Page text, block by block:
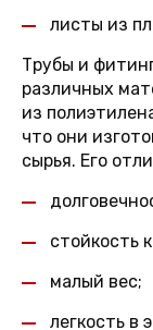
листы из
Трубы и
различных
из
что они
сырья. Его
стойкость
малый вес;
легкость в